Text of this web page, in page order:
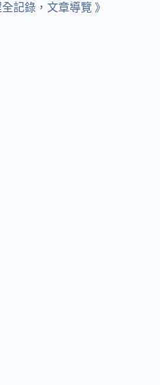
全記錄，文章導覽 》